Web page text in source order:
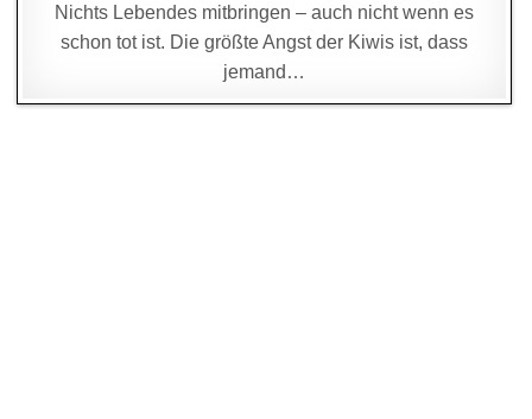
Nichts Lebendes mitbringen – auch nicht wenn es
schon tot ist. Die größte Angst der Kiwis ist, dass
jemand…